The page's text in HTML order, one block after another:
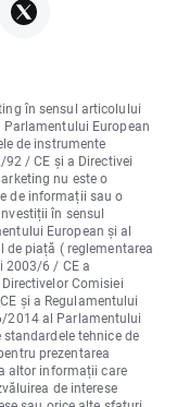
în sensul articolului
European
de instrumente
/ CE și a Directivei
nu este o
de informații sau o
în sensul
European și al
piață ( reglementarea
2003/6 / CE a
Comisiei
și a Regulamentului
2014 al Parlamentului
tehnice de
prezentarea
altor informații care
de interese